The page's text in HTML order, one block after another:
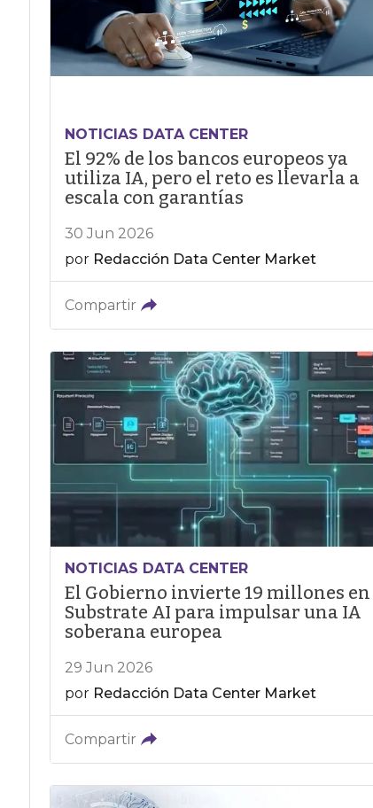
NOTICIAS DATA CENTER
El 92% de los bancos europeos ya
utiliza IA, pero el reto es llevarla a
escala con garantías
30 Jun 2026
por Redacción Data Center Market
Compartir
NOTICIAS DATA CENTER
El Gobierno invierte 19 millones en
Substrate AI para impulsar una IA
soberana europea
29 Jun 2026
por Redacción Data Center Market
Compartir